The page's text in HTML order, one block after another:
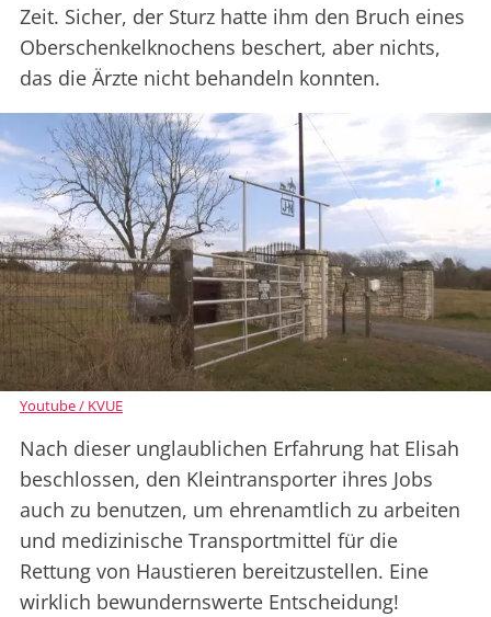
Zeit. Sicher, der Sturz hatte ihm den Bruch eines
Oberschenkelknochens beschert, aber nichts,
das die Ärzte nicht behandeln konnten.
Youtube / KVUE
Nach dieser unglaublichen Erfahrung hat Elisah
beschlossen, den Kleintransporter ihres Jobs
auch zu benutzen, um ehrenamtlich zu arbeiten
und medizinische Transportmittel für die
Rettung von Haustieren bereitzustellen. Eine
wirklich bewundernswerte Entscheidung!